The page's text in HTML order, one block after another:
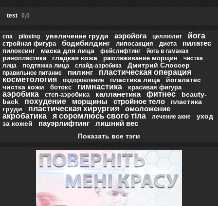
test 0,0
спа piloxing увеличение груди аэройога целлюлит йога
стройная фигура бодибилдинг липосакция диета пилатес
пилоксинг маска для лица фейслифтинг йога в гамаках
ринопластика гладкая кожа разглаживание морщин
чистка
лица
подтяжка лица слайд-аэробика Дмитрий Слоссер
правильное питание пилинг
пластическая операция
косметология
оздоровление пластика лица
йогалатес
чистка кожи
ботокс гимнастика красивая фигура
аэробика степ-аэробика калланетика фитнес
beauty-
back
похудение морщины стройное тело
пластика
груди
пластическая хирургия
омоложение
акробатика
я соромлюсь свого тіла лечение акне
уход
за кожей
пауэрлифтинг лишний вес
Показать все тэги